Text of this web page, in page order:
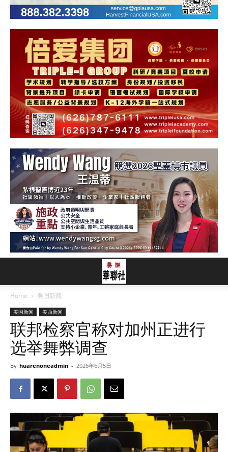
Home 美国新闻
美国新闻 美西新闻
联邦检察官称对加州正进行
选举舞弊调查
By huarenoneadmin - 2026年6月5日